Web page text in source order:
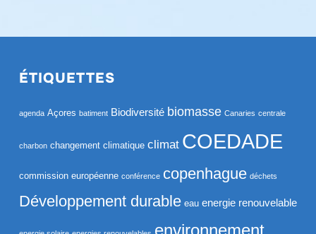
ÉTIQUETTES
agenda Açores batiment Biodiversité biomasse Canaries centrale
charbon changement climatique climat COEDADE
commission européenne conférence copenhague déchets
Développement durable eau energie renouvelable
environnement